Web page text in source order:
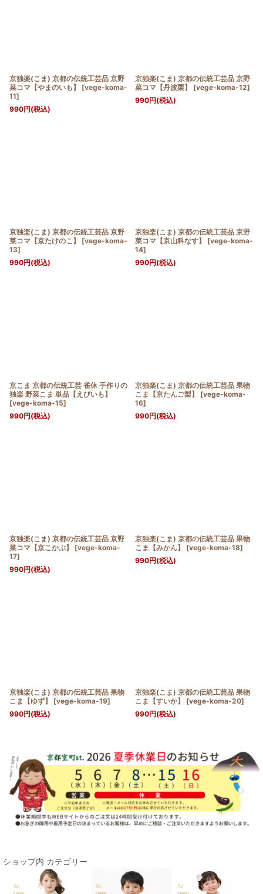
京独楽(こま) 京都の伝統工芸品 京野
菜コマ【やまのいも】
[vege-koma-
11]
990円(税込)
京独楽(こま) 京都の伝統工芸品 京野
菜コマ【丹波栗】
[vege-koma-12]
990円(税込)
京独楽(こま) 京都の伝統工芸品 京野
菜コマ【京たけのこ】
[vege-koma-
13]
990円(税込)
京独楽(こま) 京都の伝統工芸品 京野
菜コマ【京山科なす】
[vege-koma-
14]
990円(税込)
京こま 京都の伝統工芸 雀休 手作りの
独楽 野菜こま 単品【えびいも】
[vege-koma-15]
990円(税込)
京独楽(こま) 京都の伝統工芸品 果物
こま【京たんご梨】
[vege-koma-
16]
990円(税込)
京独楽(こま) 京都の伝統工芸品 京野
菜コマ【京こかぶ】
[vege-koma-
17]
990円(税込)
京独楽(こま) 京都の伝統工芸品 果物
こま【みかん】
[vege-koma-18]
990円(税込)
京独楽(こま) 京都の伝統工芸品 果物
こま【ゆず】
[vege-koma-19]
990円(税込)
京独楽(こま) 京都の伝統工芸品 果物
こま【すいか】
[vege-koma-20]
990円(税込)
ショップ内 カテゴリー